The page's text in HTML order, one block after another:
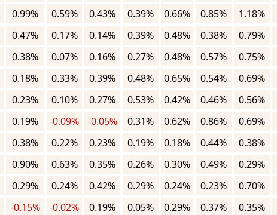
0.99% 0.59% 0.43% 0.39% 0.66% 0.85% 1.18%
0.47% 0.17% 0.14% 0.39% 0.48% 0.38% 0.79%
0.38% 0.07% 0.16% 0.27% 0.48% 0.57% 0.75%
0.18% 0.33% 0.39% 0.48% 0.65% 0.54% 0.69%
0.23% 0.10% 0.27% 0.53% 0.42% 0.46% 0.56%
0.19% -0.09% -0.05% 0.31% 0.62% 0.86% 0.69%
0.38% 0.22% 0.23% 0.19% 0.18% 0.44% 0.38%
0.90% 0.63% 0.35% 0.26% 0.30% 0.49% 0.29%
0.29% 0.24% 0.42% 0.29% 0.24% 0.23% 0.70%
-0.15% -0.02% 0.19% 0.05% 0.29% 0.37% 0.35%